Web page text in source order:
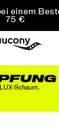
einem
75 €
bei allen
auf deine
Schaum.